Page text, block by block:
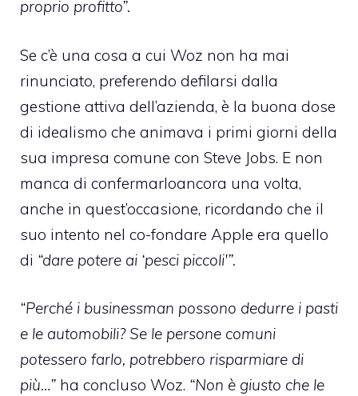
proprio profitto”.
Se c’è una cosa a cui Woz non ha mai
rinunciato, preferendo defilarsi dalla
gestione attiva dell’azienda, è la buona dose
di idealismo che animava i primi giorni della
sua impresa comune con Steve Jobs. E non
manca di confermarloancora una volta,
anche in quest’occasione, ricordando che il
suo intento nel co-fondare Apple era quello
di “dare potere ai ‘pesci piccoli'”.
“Perché i businessman possono dedurre i pasti
e le automobili? Se le persone comuni
potessero farlo, potrebbero risparmiare di
più…” ha concluso Woz. “Non è giusto che le